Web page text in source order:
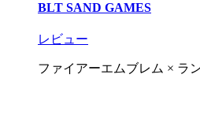
BLT SAND GAMES
レビュー
ファイアーエムブレム × ラ